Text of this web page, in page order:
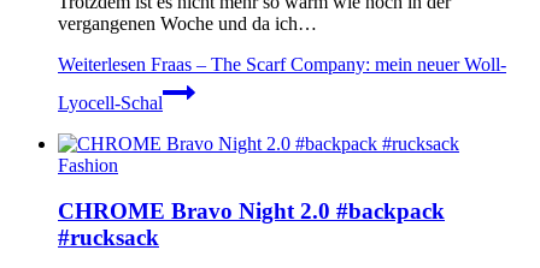
vergangenen Woche und da ich…
Weiterlesen Fraas – The Scarf Company: mein neuer Woll-
Lyocell-Schal
Fashion
CHROME Bravo Night 2.0 #backpack
#rucksack